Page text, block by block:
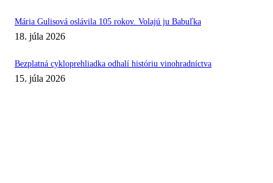
Mária Gulisová oslávila 105 rokov. Volajú ju Babuľka
18. júla 2026
Bezplatná cykloprehliadka odhalí históriu vinohradníctva
15. júla 2026